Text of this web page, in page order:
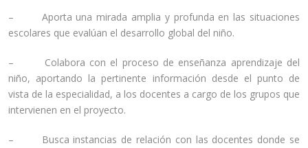
– Aporta una mirada amplia y profunda en las situaciones
escolares que evalúan el desarrollo global del niño.
– Colabora con el proceso de enseñanza aprendizaje del
niño, aportando la pertinente información desde el punto de
vista de la especialidad, a los docentes a cargo de los grupos que
intervienen en el proyecto.
– Busca instancias de relación con las docentes donde se